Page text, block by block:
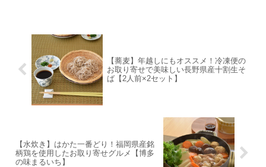
【蕎麦】年越しにもオススメ！冷凍便の
お取り寄せで美味しい長野県産十割生そ
ば【2人前×2セット】
【水炊き】はかた一番どり！福岡県産銘
柄鶏を使用したお取り寄せグルメ【博多
の味まるいち】